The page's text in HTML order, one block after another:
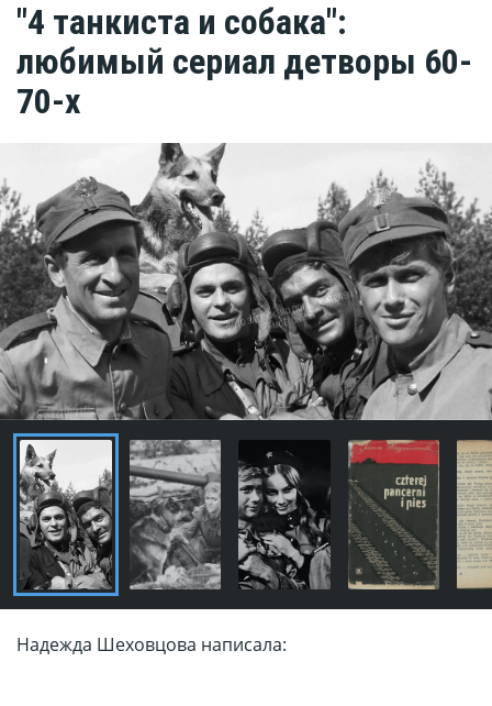
"4 танкиста и собака":
любимый сериал детворы 60-
70-х
Надежда Шеховцова написала: